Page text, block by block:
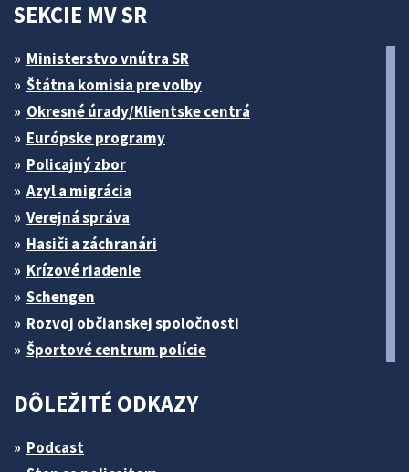
SEKCIE MV SR
Ministerstvo vnútra SR
Štátna komisia pre volby
Okresné úrady/Klientske centrá
Európske programy
Policajný zbor
Azyl a migrácia
Verejná správa
Hasiči a záchranári
Krízové riadenie
Schengen
Rozvoj občianskej spoločnosti
Športové centrum polície
DÔLEŽITÉ ODKAZY
Podcast